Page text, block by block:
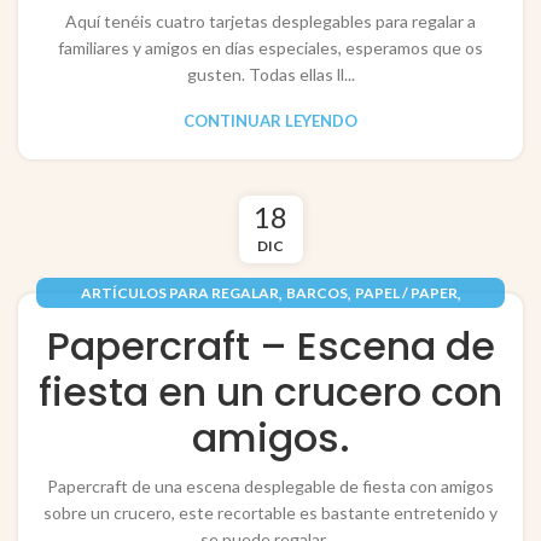
Aquí tenéis cuatro tarjetas desplegables para regalar a
familiares y amigos en días especiales, esperamos que os
gusten. Todas ellas ll...
CONTINUAR LEYENDO
18
DIC
ARTÍCULOS PARA REGALAR, BARCOS, PAPEL / PAPER,
VEHÍCULOS / VEHICLES
Papercraft – Escena de
fiesta en un crucero con
amigos.
Papercraft de una escena desplegable de fiesta con amigos
sobre un crucero, este recortable es bastante entretenido y